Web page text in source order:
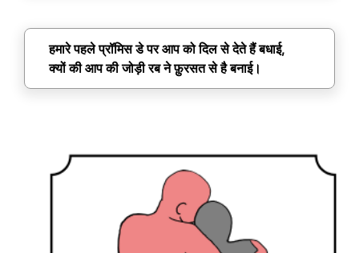
हमारे पहले प्रॉमिस डे पर आप को दिल से देते हैं बधाई,
क्यों की आप की जोड़ी रब ने फ़ुरसत से है बनाई।